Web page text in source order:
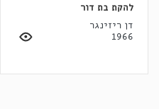
להקת בת דור
דן ריזינגר
1966